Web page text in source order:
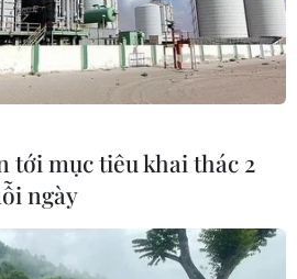
Xem thêm
DUẨN
tới mục tiêu khai thác 2
ngày